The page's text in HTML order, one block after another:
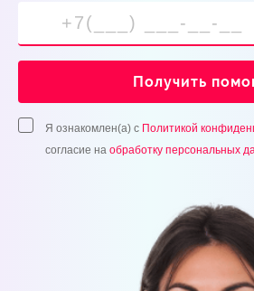
Получить
Я ознакомлен(а) с Политикой
согласие на обработку персональных